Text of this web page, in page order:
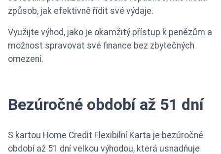
způsob, jak efektivně řídit své výdaje.
Využijte výhod, jako je okamžitý přístup k penězům a
možnost spravovat své finance bez zbytečných
omezení.
Bezúročné období až 51 dní
S kartou Home Credit Flexibilní Karta je bezúročné
období až 51 dní velkou výhodou, která usnadňuje